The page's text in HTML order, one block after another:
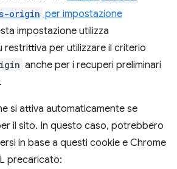
origin per impostazione
impostazione utilizza
restrittiva per utilizzare il criterio
anche per i recuperi preliminari
si attiva automaticamente se
il sito. In questo caso, potrebbero
in base a questi cookie e Chrome
precaricato: